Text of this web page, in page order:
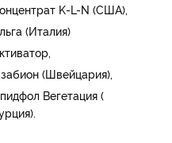
K-L-N (США),
(Италия)
(Швейцария),
Вегетация (